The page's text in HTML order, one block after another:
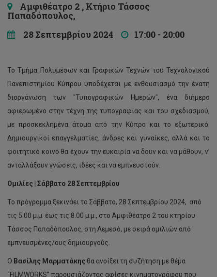
Αμφιθέατρο 2 , Κτήριο Τάσσος
Παπαδόπουλος,
28 Σεπτεμβρίου 2024
17:00 - 20:00
Το Τμήμα Πολυμέσων και Γραφικών Τεχνών του Τεχνολογικού
Πανεπιστημίου Κύπρου υποδέχεται με ενθουσιασμό την ένατη
διοργάνωση των "Τυπογραφικών Ημερών", ένα διήμερο
αφιερωμένο στην τέχνη της τυπογραφίας και του σχεδιασμού,
με προσκεκλημένα άτομα από την Κύπρο και το εξωτερικό.
Δημιουργικοί επαγγελματίες, άνδρες και γυναίκες, αλλά και το
φοιτητικό κοινό θα έχουν την ευκαιρία να δουν και να μάθουν, ν’
ανταλλάξουν γνώσεις, ιδέες και να εμπνευστούν.
Ομιλίες | Σάββατο 28 Σεπτεμβρίου
Το πρόγραμμα ξεκινάει το Σάββατο, 28 Σεπτεμβρίου 2024, από
τις 5.00 μ.μ. έως τις 8.00 μ.μ., στο Αμφιθέατρο 2 του κτηρίου
Τάσσος Παπαδόπουλος, στη Λεμεσό, με σειρά ομιλιών από
εμπνευσμένες/ους δημιουργούς.
Ο Βασίλης Μαρματάκης θα ανοίξει τη συζήτηση με θέμα
“FILMWORKS” παρουσιάζοντας αφίσες κινηματογράφου που